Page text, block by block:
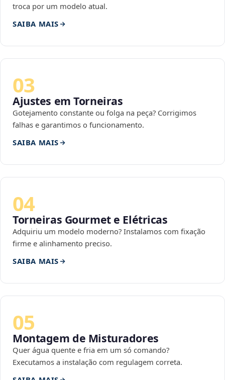
troca por um modelo atual.
SAIBA MAIS
03
Ajustes em Torneiras
Gotejamento constante ou folga na peça? Corrigimos
falhas e garantimos o funcionamento.
SAIBA MAIS
04
Torneiras Gourmet e Elétricas
Adquiriu um modelo moderno? Instalamos com fixação
firme e alinhamento preciso.
SAIBA MAIS
05
Montagem de Misturadores
Quer água quente e fria em um só comando?
Executamos a instalação com regulagem correta.